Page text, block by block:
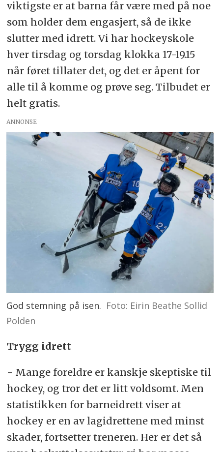
viktigste er at barna får være med på noe
som holder dem engasjert, så de ikke
slutter med idrett. Vi har hockeyskole
hver tirsdag og torsdag klokka 17-19.15
når føret tillater det, og det er åpent for
alle til å komme og prøve seg. Tilbudet er
helt gratis.
ANNONSE
God stemning på isen. Foto: Eirin Beathe Sollid
Polden
Trygg idrett
- Mange foreldre er kanskje skeptiske til
hockey, og tror det er litt voldsomt. Men
statistikken for barneidrett viser at
hockey er en av lagidrettene med minst
skader, fortsetter treneren. Her er det så